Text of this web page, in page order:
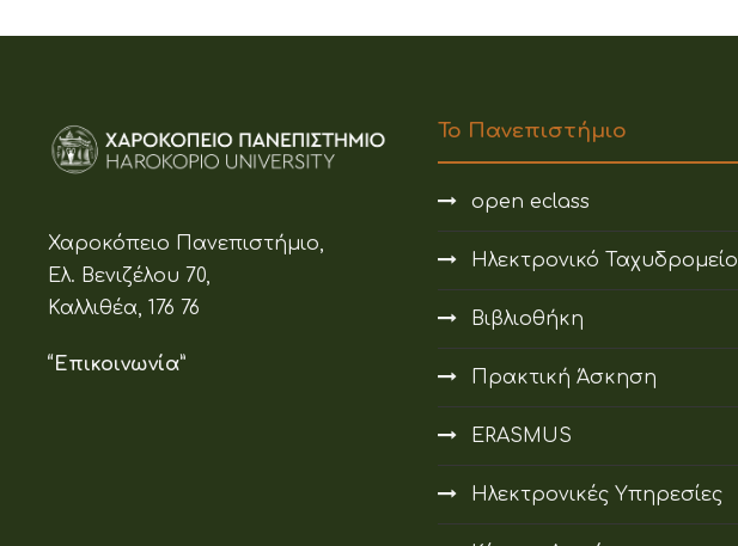
Χαροκόπειο Πανεπιστήμιο,
Ελ. Βενιζέλου 70,
Καλλιθέα, 176 76
“Επικοινωνία”
Το Πανεπιστήμιο
open eclass
Ηλεκτρονικό Ταχυδρομείο
Βιβλιοθήκη
Πρακτική Άσκηση
ERASMUS
Ηλεκτρονικές Υπηρεσίες